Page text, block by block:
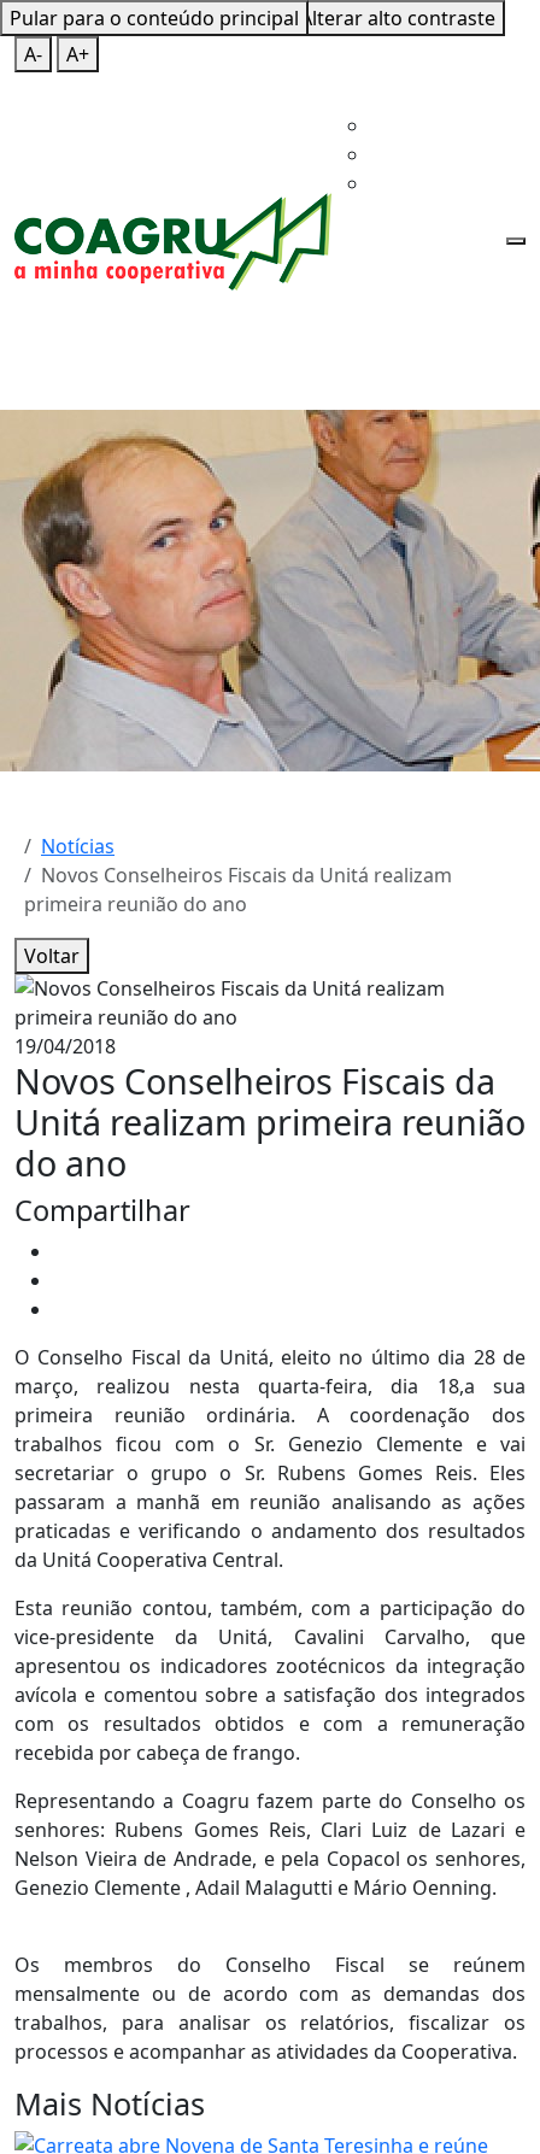
Pular para o conteúdo principal
Mapa do SiteTeclas de Atalho
Alterar alto contraste
A-
A+
Notícias
Novos Conselheiros Fiscais da Unitá realizam
primeira reunião do ano
Voltar
19/04/2018
Novos Conselheiros Fiscais da
Unitá realizam primeira reunião
do ano
Compartilhar
O Conselho Fiscal da Unitá, eleito no último dia 28 de
março, realizou nesta quarta-feira, dia 18,a sua
primeira reunião ordinária. A coordenação dos
trabalhos ficou com o Sr. Genezio Clemente e vai
secretariar o grupo o Sr. Rubens Gomes Reis. Eles
passaram a manhã em reunião analisando as ações
praticadas e verificando o andamento dos resultados
da Unitá Cooperativa Central.
Esta reunião contou, também, com a participação do
vice-presidente da Unitá, Cavalini Carvalho, que
apresentou os indicadores zootécnicos da integração
avícola e comentou sobre a satisfação dos integrados
com os resultados obtidos e com a remuneração
recebida por cabeça de frango.
Representando a Coagru fazem parte do Conselho os
senhores: Rubens Gomes Reis, Clari Luiz de Lazari e
Nelson Vieira de Andrade, e pela Copacol os senhores,
Genezio Clemente , Adail Malagutti e Mário Oenning.
Os membros do Conselho Fiscal se reúnem
mensalmente ou de acordo com as demandas dos
trabalhos, para analisar os relatórios, fiscalizar os
processos e acompanhar as atividades da Cooperativa.
Mais Notícias